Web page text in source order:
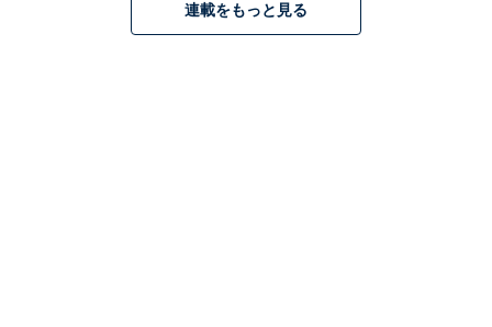
連載をもっと見る